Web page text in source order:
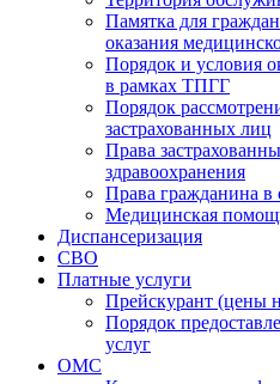
Памятка для
оказания
Порядок и условия
в рамках ТПГГ
Порядок
застрахованных лиц
Права
здравоохранения
Права гражданина в
Медицинская
Диспансеризация
СВО
Платные услуги
Прейскурант (цены
Порядок
услуг
ОМС